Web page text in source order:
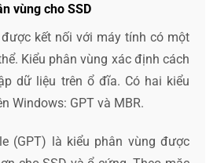
vùng cho SSD
kết nối với máy tính có một
Kiểu phân vùng xác định cách
dữ liệu trên ổ đĩa. Có hai kiểu
Windows: GPT và MBR.
(GPT) là kiểu phân vùng được